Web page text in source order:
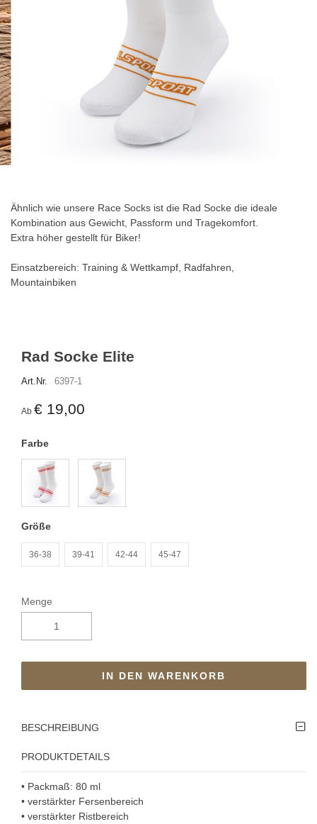
Rad Socke Elite
Art.Nr. 6397-1
Ab € 19,00
Farbe
Größe
36-38 39-41 42-44 45-47
Menge
IN DEN WARENKORB
BESCHREIBUNG
PRODUKTDETAILS
• Packmaß: 80 ml
• verstärkter Fersenbereich
• verstärkter Ristbereich
der
Ähnlich wie unsere Race Socks ist die Rad Socke die ideale
Kombination aus Gewicht, Passform und Tragekomfort.
Extra höher gestellt für Biker!
Einsatzbereich: Training & Wettkampf, Radfahren,
Mountainbiken